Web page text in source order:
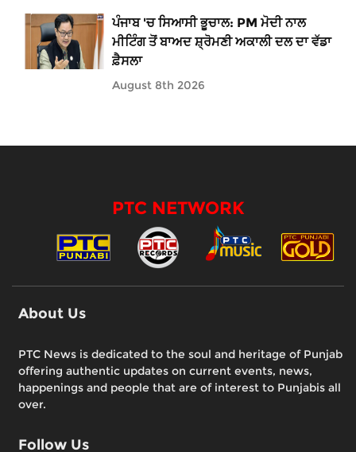
ਪੰਜਾਬ 'ਚ ਸਿਆਸੀ ਭੂਚਾਲ: PM ਮੋਦੀ ਨਾਲ
ਮੀਟਿੰਗ ਤੋਂ ਬਾਅਦ ਸ਼੍ਰੋਮਣੀ ਅਕਾਲੀ ਦਲ ਦਾ ਵੱਡਾ
ਫ਼ੈਸਲਾ
August 8th 2026
PTC NETWORK
About Us
PTC News is dedicated to the soul and heritage of Punjab
offering authentic updates on current events, news,
happenings and people that are of interest to Punjabis all
over.
Follow Us